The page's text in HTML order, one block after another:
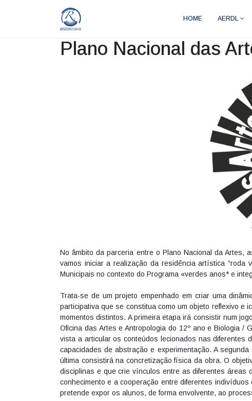
HOME AERDL
Plano Nacional das
No âmbito da parceria entre o Plano Nacional da Artes,
vamos iniciar a realização da residência artística “roda
Municipais no contexto do Programa «verdes anos* e
Trata-se de um projeto empenhado em criar uma
participativa que se constitua como um objeto reflexivo e
momentos distintos. A primeira etapa irá consistir num
Oficina das Artes e Antropologia do 12º ano e Biologia /
vista a articular os conteúdos lecionados nas diferentes
capacidades de abstração e experimentação. A
última consistirá na concretização física da obra. O
disciplinas e que crie vínculos entre as diferentes áreas
conhecimento e a cooperação entre diferentes
pretende expor os alunos, de forma envolvente, ao